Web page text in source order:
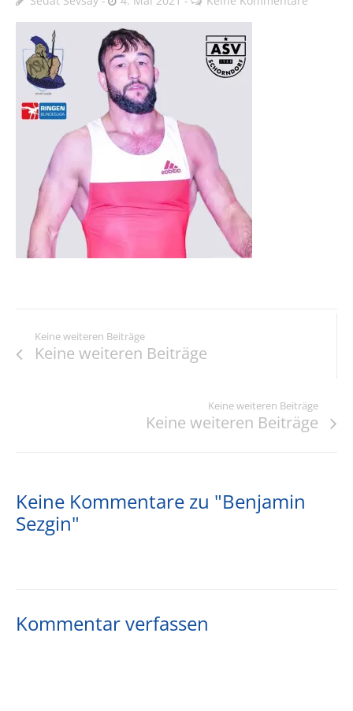
Keine weiteren Beiträge
Keine weiteren Beiträge
Keine weiteren Beiträge
Keine weiteren Beiträge
Keine Kommentare zu "Benjamin
Sezgin"
Kommentar verfassen